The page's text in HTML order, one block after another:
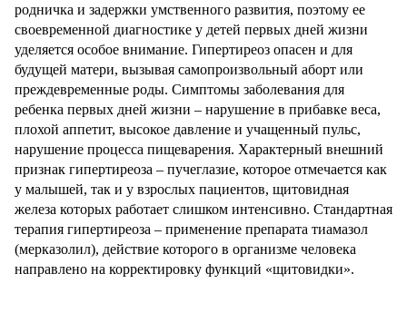
родничка и задержки умственного развития, поэтому ее
своевременной диагностике у детей первых дней жизни
уделяется особое внимание. Гипертиреоз опасен и для
будущей матери, вызывая самопроизвольный аборт или
преждевременные роды. Симптомы заболевания для
ребенка первых дней жизни – нарушение в прибавке веса,
плохой аппетит, высокое давление и учащенный пульс,
нарушение процесса пищеварения. Характерный внешний
признак гипертиреоза – пучеглазие, которое отмечается как
у малышей, так и у взрослых пациентов, щитовидная
железа которых работает слишком интенсивно. Стандартная
терапия гипертиреоза – применение препарата тиамазол
(мерказолил), действие которого в организме человека
направлено на корректировку функций «щитовидки».